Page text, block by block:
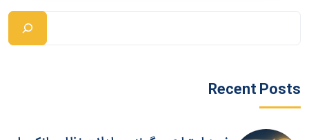
Recent Posts